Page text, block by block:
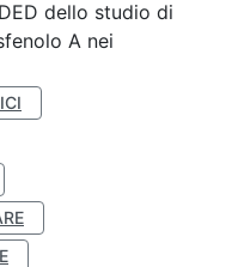
dello studio di
A nei